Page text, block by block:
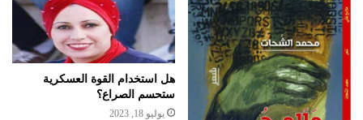
هل استخدام القوة العسكرية
ستحسم الصراع؟
يوليو 18, 2023